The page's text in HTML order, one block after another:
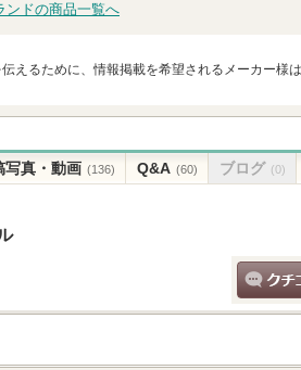
ンドの商品一覧へ
えるために、情報掲載を希望されるメーカー様
写真・動画 (136) Q&A (60) ブログ (0)
ク